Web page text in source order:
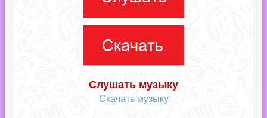
Слушать музыку
Скачать музыку